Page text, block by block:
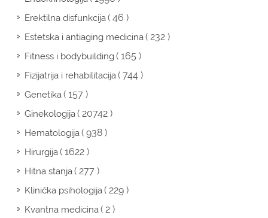
Erektilna disfunkcija( 46 )
Estetska i antiaging medicina( 232 )
Fitness i bodybuilding( 165 )
Fizijatrija i rehabilitacija( 744 )
Genetika( 157 )
Ginekologija( 20742 )
Hematologija( 938 )
Hirurgija( 1622 )
Hitna stanja( 277 )
Klinička psihologija( 229 )
Kvantna medicina( 2 )